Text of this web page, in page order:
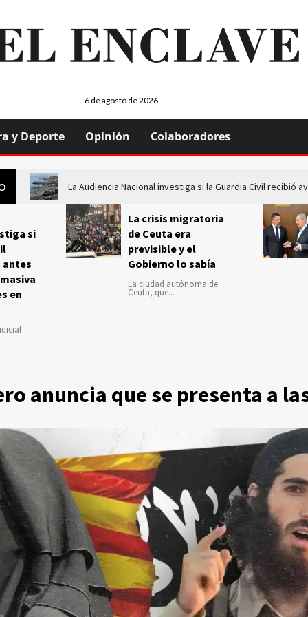
6 de agosto de 2026
y Deporte Opinión Colaboradores
La Audiencia Nacional investiga si la Guardia Civil recibió
si
antes
en
La crisis migratoria
de Ceuta era
previsible y el
Gobierno lo sabía
La ciudad autónoma de
Ceuta, que...
anuncia que se presenta a